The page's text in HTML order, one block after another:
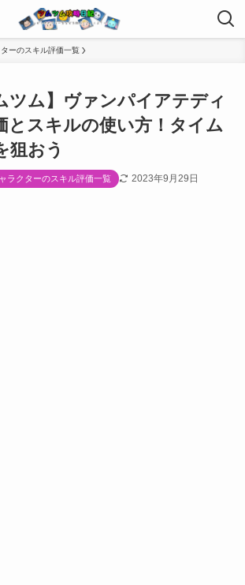
ーのスキル評価一覧
ツム】ヴァンパイアテディ
とスキルの使い方！タイム
狙おう
ラクターのスキル評価一覧
2023年9月29日